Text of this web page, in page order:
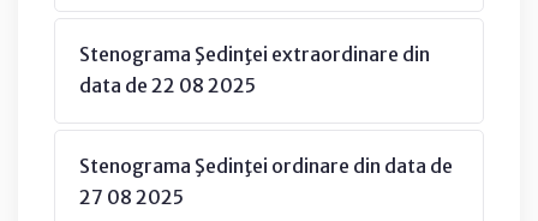
Stenograma Şedinţei extraordinare din
data de 22 08 2025
Stenograma Şedinţei ordinare din data de
27 08 2025